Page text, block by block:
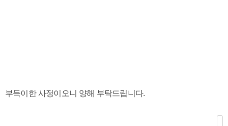
부득이한 사정이오니 양해 부탁드립니다.